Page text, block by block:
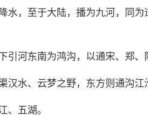
水，至于大陆，播为九河，同
引河东南为鸿沟，以通宋、郑、
汉水、云梦之野，东方则通沟江
、五湖。